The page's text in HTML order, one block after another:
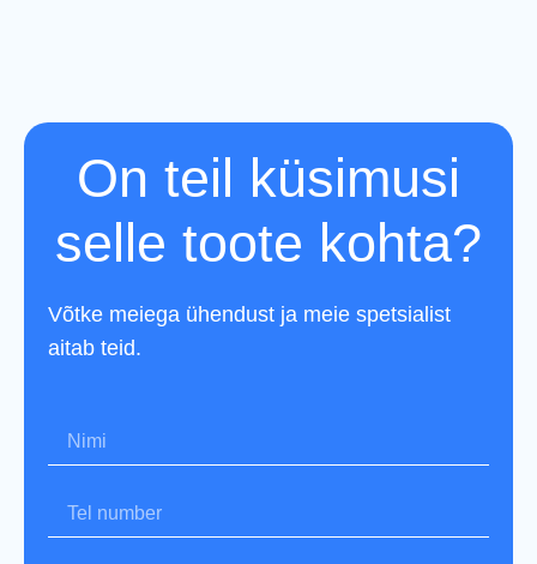
On teil küsimusi
selle toote kohta?
Võtke meiega ühendust ja meie spetsialist
aitab teid.